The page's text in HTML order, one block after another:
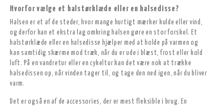
Hvorfor vælge et halstørklæde eller en halsedisse?
Halsen er et af de steder, hvor mange hurtigt mærker kulde eller vind,
og derfor kan et ekstra lag omkring halsen gøre en stor forskel. Et
halstørklæde eller en halsedisse hjælper med at holde på varmen og
kan samtidig skærme mod træk, når du er ude i blæst, frost eller kold
luft. På en vandretur eller en cykeltur kan det være nok at trække
halsedissen op, når vinden tager til, og tage den ned igen, når du bliver
varm.
Det er også en af de accessories, der er mest fleksible i brug. En